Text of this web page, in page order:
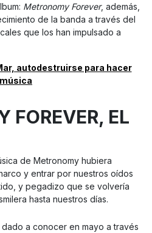
Metronomy Forever, además,
de la banda a través del
que los han impulsado a
autodestruirse para hacer
música
FOREVER, EL
de Metronomy hubiera
y entrar por nuestros oídos
y pegadizo que se volvería
hasta nuestros días.
dado a conocer en mayo a través